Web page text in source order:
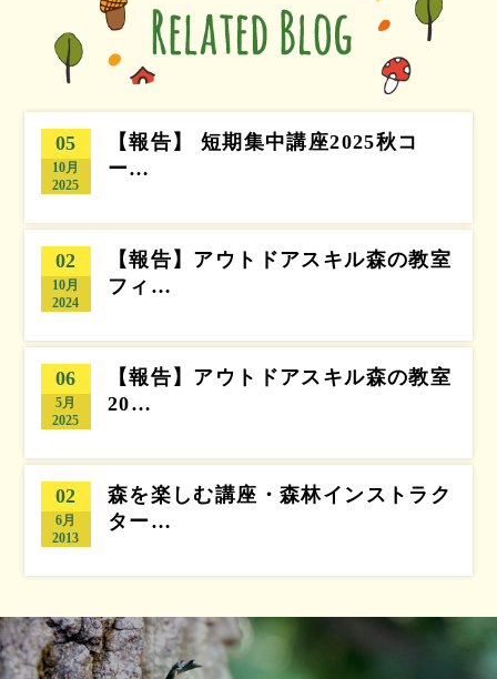
05
10月
2025
【報告】 短期集中講座2025秋コ
ー…
02
10月
2024
【報告】アウトドアスキル森の教室
フィ…
06
5月
2025
【報告】アウトドアスキル森の教室
20…
02
6月
2013
森を楽しむ講座・森林インストラク
ター…